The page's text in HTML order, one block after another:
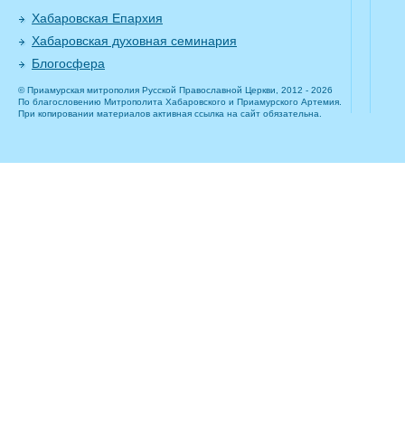
Хабаровская Епархия
Хабаровская духовная семинария
Блогосфера
© Приамурская митрополия Русской Православной Церкви, 2012 - 2026
По благословению Митрополита Хабаровского и Приамурского Артемия.
При копировании материалов активная ссылка на сайт обязательна.